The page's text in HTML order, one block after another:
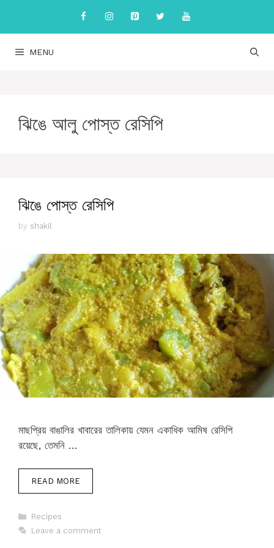
content
MENU
ঝিঙে আলু পোস্ত রেসিপি
ঝিঙে পোস্ত রেসিপি
by shakil
মাছপ্রিয় বাঙালির খাবারের তালিকায় যেমন একাধিক আমিষ রেসিপি
রয়েছে, তেমনি …
READ MORE
Categories
Recipes
Leave a comment